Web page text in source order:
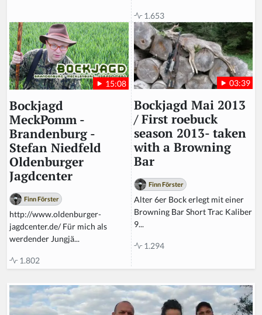
1.653
15:08
Bockjagd
MeckPomm -
Brandenburg -
Stefan Niedfeld
Oldenburger
Jagdcenter
Finn Förster
http://www.oldenburger-
jagdcenter.de/ Für mich als
werdender Jungjä...
1.802
03:39
Bockjagd Mai 2013
/ First roebuck
season 2013- taken
with a Browning
Bar
Finn Förster
Alter 6er Bock erlegt mit einer
Browning Bar Short Trac Kaliber
9...
1.294